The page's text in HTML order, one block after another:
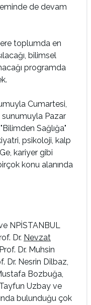
de devam
toplumda en
bilimsel
programda
Cumartesi,
sunumuyla Pazar
Sağlığa"
psikoloji, kalp
kariyer gibi
konu alanında
NPİSTANBUL
Dr. Nevzat
Dr. Muhsin
Dr. Nesrin Dilbaz,
Bozbuğa,
Uzbay ve
bulunduğu çok